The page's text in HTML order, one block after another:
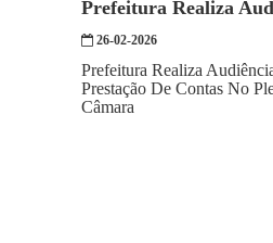
Prefeitura Realiza
26-02-2026
Prefeitura Realiza
Prestação De Contas No
Câmara